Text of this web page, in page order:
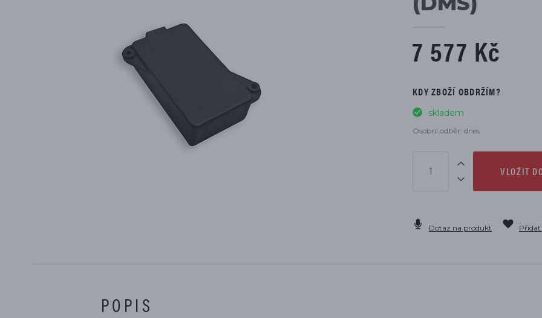
DÍLŮ
7 577 Kč
KDY ZBOŽÍ OBDRŽÍM?
skladem
Osobní odběr: dnes
VLOŽIT
Dotaz na produkt
POPIS